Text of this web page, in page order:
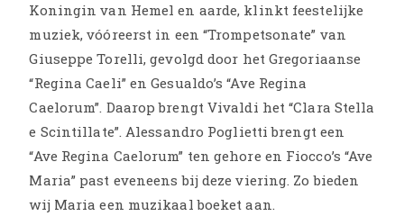
Koningin van Hemel en aarde, klinkt feestelijke
muziek, vóóreerst in een “Trompetsonate” van
Giuseppe Torelli, gevolgd door het Gregoriaanse
“Regina Caeli” en Gesualdo’s “Ave Regina
Caelorum”. Daarop brengt Vivaldi het “Clara Stella
e Scintillate”. Alessandro Poglietti brengt een
“Ave Regina Caelorum” ten gehore en Fiocco’s “Ave
Maria” past eveneens bij deze viering. Zo bieden
wij Maria een muzikaal boeket aan.